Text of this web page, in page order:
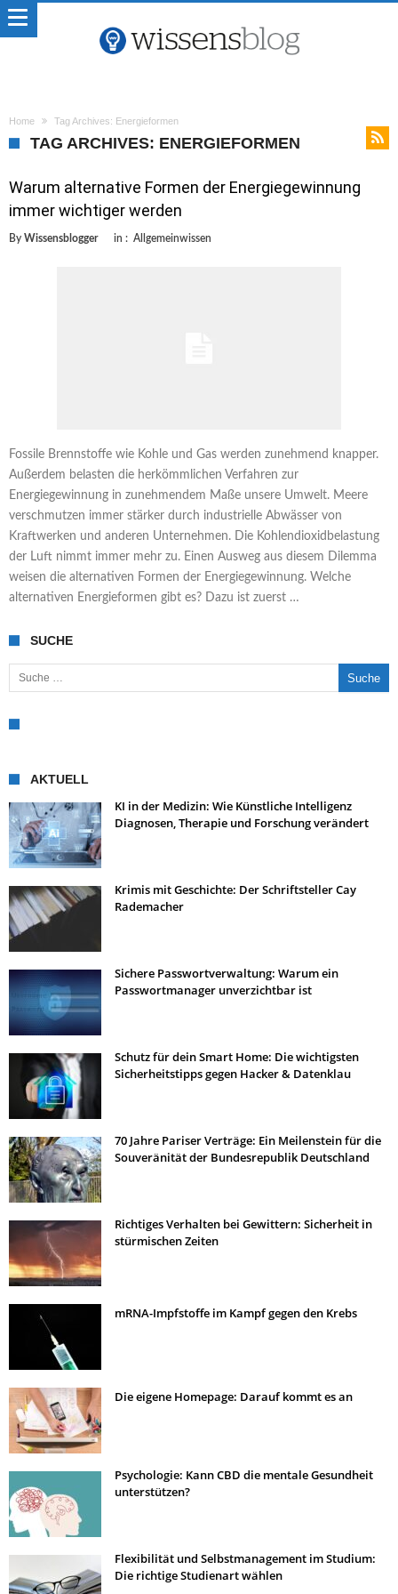
Home Tag Archives: Energieformen
TAG ARCHIVES: ENERGIEFORMEN
Warum alternative Formen der Energiegewinnung
immer wichtiger werden
By Wissensblogger in : Allgemeinwissen
Fossile Brennstoffe wie Kohle und Gas werden zunehmend knapper.
Außerdem belasten die herkömmlichen Verfahren zur
Energiegewinnung in zunehmendem Maße unsere Umwelt. Meere
verschmutzen immer stärker durch industrielle Abwässer von
Kraftwerken und anderen Unternehmen. Die Kohlendioxidbelastung
der Luft nimmt immer mehr zu. Einen Ausweg aus diesem Dilemma
weisen die alternativen Formen der Energiegewinnung. Welche
alternativen Energieformen gibt es? Dazu ist zuerst …
SUCHE
Suche nach:
AKTUELL
KI in der Medizin: Wie Künstliche Intelligenz
Diagnosen, Therapie und Forschung verändert
Krimis mit Geschichte: Der Schriftsteller Cay
Rademacher
Sichere Passwortverwaltung: Warum ein
Passwortmanager unverzichtbar ist
Schutz für dein Smart Home: Die wichtigsten
Sicherheitstipps gegen Hacker & Datenklau
70 Jahre Pariser Verträge: Ein Meilenstein für die
Souveränität der Bundesrepublik Deutschland
Richtiges Verhalten bei Gewittern: Sicherheit in
stürmischen Zeiten
mRNA-Impfstoffe im Kampf gegen den Krebs
Die eigene Homepage: Darauf kommt es an
Psychologie: Kann CBD die mentale Gesundheit
unterstützen?
Flexibilität und Selbstmanagement im Studium:
Die richtige Studienart wählen